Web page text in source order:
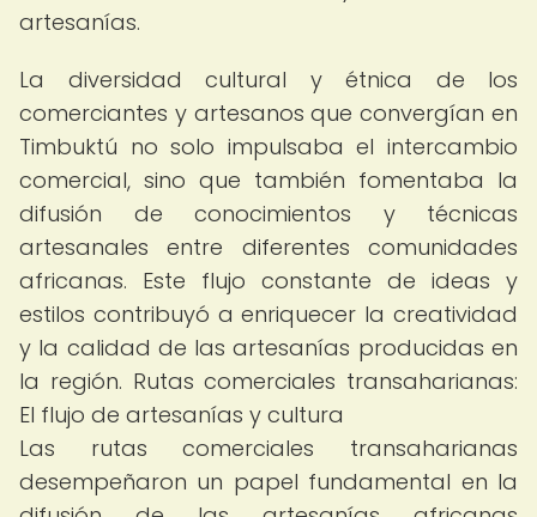
artesanías.
La diversidad cultural y étnica de los
comerciantes y artesanos que convergían en
Timbuktú no solo impulsaba el intercambio
comercial, sino que también fomentaba la
difusión de conocimientos y técnicas
artesanales entre diferentes comunidades
africanas. Este flujo constante de ideas y
estilos contribuyó a enriquecer la creatividad
y la calidad de las artesanías producidas en
la región. Rutas comerciales transaharianas:
El flujo de artesanías y cultura
Las rutas comerciales transaharianas
desempeñaron un papel fundamental en la